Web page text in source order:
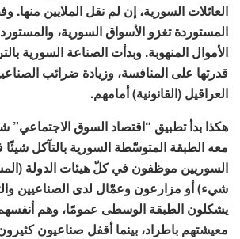
العائلات السورية، إن لم نقل الملايين منها.
المستوردة تغزو الأسواق السورية،
الأموال المنهوبة. وبدأت الصناعة السورية
قدرتها على المنافسة، وزيادة ضرائب
العراقيل (القانونية) أمامهم.
هكذا بدأ تطبيق “اقتصاد السوق الاجتماعي”
معه الطبقة المتوسّطة السورية بالتآكل شيئًا
السوريين موظفون في كلّ هيئات الدولة
شيء) أو مزارعون وعمّال لدى الصناعيين
يشكلون الطبقة الوسطى عمومًا، وهم
معيشتهم باطراد، بينما أقفل صناعيون